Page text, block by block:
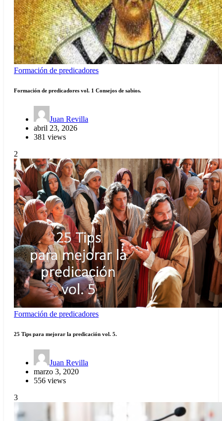
Formación de predicadores
Formación de predicadores vol. 1 Consejos de sabios.
Juan Revilla
abril 23, 2026
381 views
2
Formación de predicadores
25 Tips para mejorar la predicación vol. 5.
Juan Revilla
marzo 3, 2020
556 views
3